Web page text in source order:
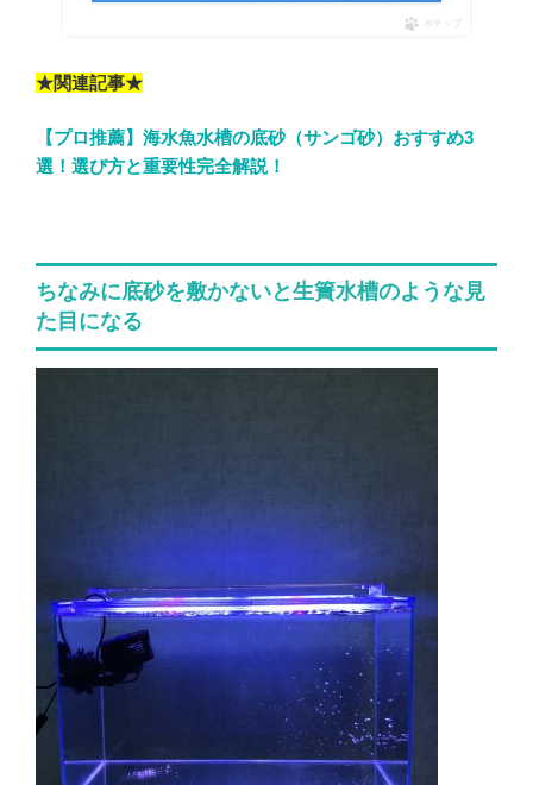
ポチップ
★関連記事★
【プロ推薦】海水魚水槽の底砂（サンゴ砂）おすすめ3
選！選び方と重要性完全解説！
ちなみに底砂を敷かないと生簀水槽のような見
た目になる